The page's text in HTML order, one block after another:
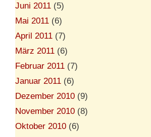
Juni 2011 (5)
Mai 2011 (6)
April 2011 (7)
März 2011 (6)
Februar 2011 (7)
Januar 2011 (6)
Dezember 2010 (9)
November 2010 (8)
Oktober 2010 (6)